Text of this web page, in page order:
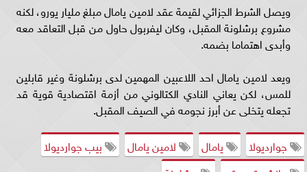
ويصل الشرط الجزائي لقيمة عقد لامين يامال مبلغ مليار يورو، لكنه
مشروع برشلونة المقبل، وكان ليفربول حاول من قبل التعاقد معه
وأبدى اهتماما بضمه.
ويعد لامين يامال احد اللاعبين المهمين لدى برشلونة وغير قابلين
للمس، لكن يعاني النادي الكتالوني من أزمة اقتصادية قوية قد
تجعله يتخلى عن أبرز نجومه في الصيف المقبل.
جوارديولا
يامال لامين يامال
بيب جوارديولا